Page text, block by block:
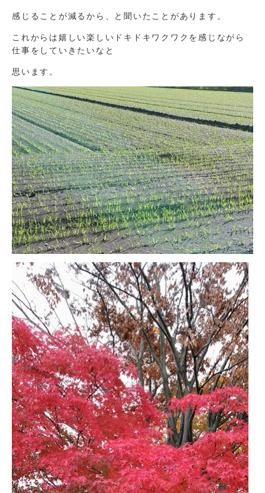
感じることが減るから、と聞いたことがあります。
これからは嬉しい楽しいドキドキワクワクを感じながら
仕事をしていきたいなと
思います。